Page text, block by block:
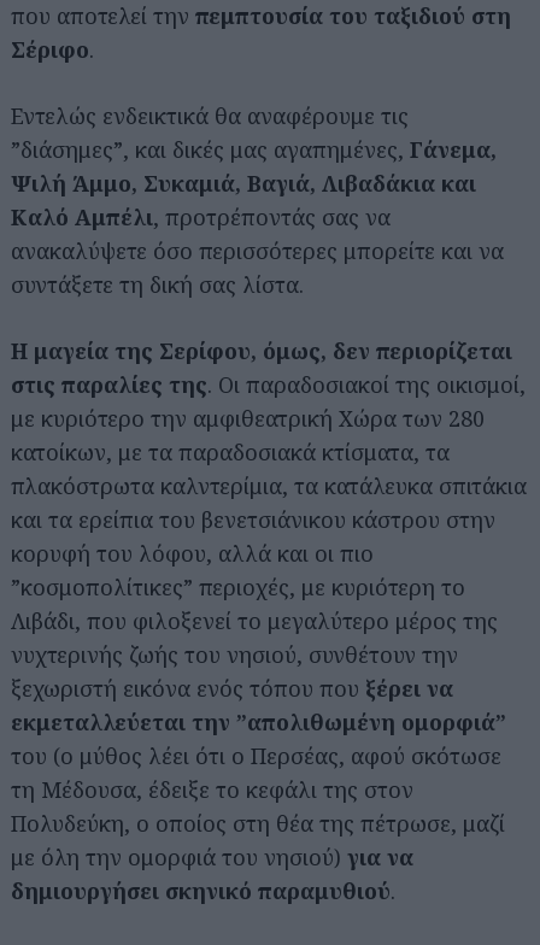
που αποτελεί την πεμπτουσία του ταξιδιού στη
Σέριφο.
Εντελώς ενδεικτικά θα αναφέρουμε τις
”διάσημες”, και δικές μας αγαπημένες, Γάνεμα,
Ψιλή Άμμο, Συκαμιά, Βαγιά, Λιβαδάκια και
Καλό Αμπέλι, προτρέποντάς σας να
ανακαλύψετε όσο περισσότερες μπορείτε και να
συντάξετε τη δική σας λίστα.
Η μαγεία της Σερίφου, όμως, δεν περιορίζεται
στις παραλίες της. Οι παραδοσιακοί της οικισμοί,
με κυριότερο την αμφιθεατρική Χώρα των 280
κατοίκων, με τα παραδοσιακά κτίσματα, τα
πλακόστρωτα καλντερίμια, τα κατάλευκα σπιτάκια
και τα ερείπια του βενετσιάνικου κάστρου στην
κορυφή του λόφου, αλλά και οι πιο
”κοσμοπολίτικες” περιοχές, με κυριότερη το
Λιβάδι, που φιλοξενεί το μεγαλύτερο μέρος της
νυχτερινής ζωής του νησιού, συνθέτουν την
ξεχωριστή εικόνα ενός τόπου που ξέρει να
εκμεταλλεύεται την ”απολιθωμένη ομορφιά”
του (ο μύθος λέει ότι ο Περσέας, αφού σκότωσε
τη Μέδουσα, έδειξε το κεφάλι της στον
Πολυδεύκη, ο οποίος στη θέα της πέτρωσε, μαζί
με όλη την ομορφιά του νησιού) για να
δημιουργήσει σκηνικό παραμυθιού.